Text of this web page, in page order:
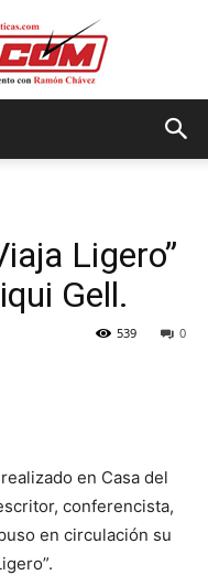
Ligero”
Gell.
0
539
en Casa del
conferencista,
en circulación su